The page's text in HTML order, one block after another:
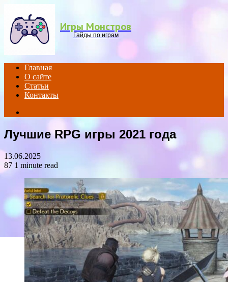
Игры Монстров
Гайды по играм
Главная
О сайте
Статьи
Контакты
Лучшие RPG игры 2021 года
13.06.2025
87 1 minute read